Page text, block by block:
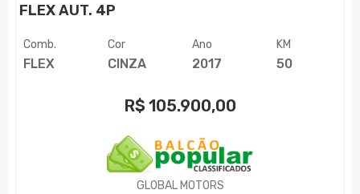
FLEX AUT. 4P
Comb.
FLEX
Cor
CINZA
Ano
2017
KM
50
R$ 105.900,00
GLOBAL MOTORS